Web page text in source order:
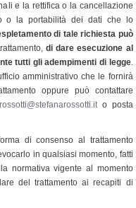
e la rettifica o la cancellazione
o la portabilità dei dati che lo
di tale richiesta può
di dare esecuzione al
tutti gli adempimenti di legge.
amministrativo che le fornirà
oppure può contattare
o posta
di consenso al trattamento
in qualsiasi momento, fatti
normativa vigente al momento
del trattamento ai recapiti di